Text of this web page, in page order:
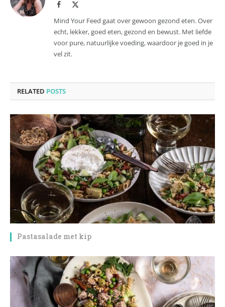
Facebook
Mind Your Feed gaat over gewoon gezond eten. Over
echt, lekker, goed eten, gezond en bewust. Met liefde
voor pure, natuurlijke voeding, waardoor je goed in je
vel zit.
RELATED POSTS
Pastasalade met kip